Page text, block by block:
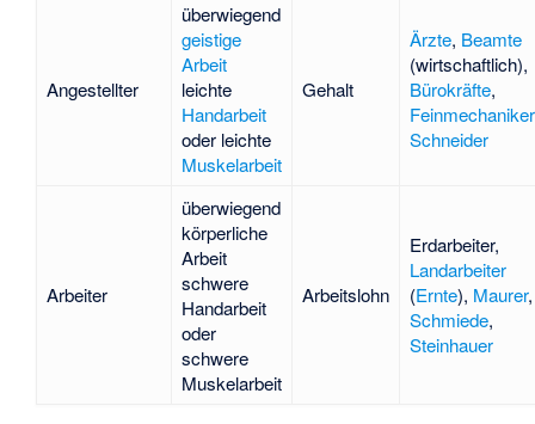
Angestellter
überwiegend
geistige
Arbeit
leichte
Handarbeit
oder leichte
Muskelarbeit
Gehalt
Ärzte, Beamte
(wirtschaftlich),
Bürokräfte,
Feinmechaniker
Schneider
Arbeiter
überwiegend
körperliche
Arbeit
schwere
Handarbeit
oder
schwere
Muskelarbeit
Arbeitslohn
Erdarbeiter,
Landarbeiter
(Ernte), Maurer,
Schmiede,
Steinhauer